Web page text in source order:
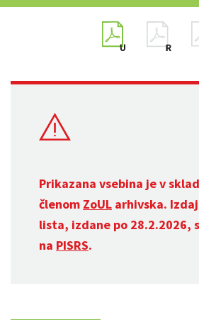
Prikazana vsebina je v
členom ZoUL arhivska.
lista, izdane po 28.2.2026,
na PISRS.